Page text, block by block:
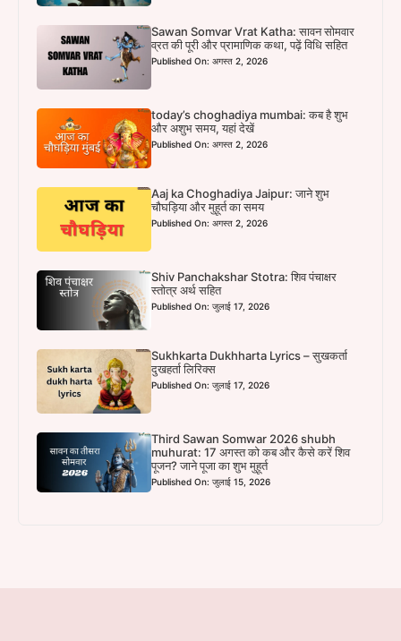
Sawan Somvar Vrat Katha: सावन सोमवार
व्रत की पूरी और प्रामाणिक कथा, पढ़ें विधि सहित
Published On: अगस्त 2, 2026
today’s choghadiya mumbai: कब है शुभ
और अशुभ समय, यहां देखें
Published On: अगस्त 2, 2026
Aaj ka Choghadiya Jaipur: जाने शुभ
चौघड़िया और मुहूर्त का समय
Published On: अगस्त 2, 2026
Shiv Panchakshar Stotra: शिव पंचाक्षर
स्तोत्र अर्थ सहित
Published On: जुलाई 17, 2026
Sukhkarta Dukhharta Lyrics – सुखकर्ता
दुखहर्ता लिरिक्स
Published On: जुलाई 17, 2026
Third Sawan Somwar 2026 shubh
muhurat: 17 अगस्त को कब और कैसे करें शिव
पूजन? जाने पूजा का शुभ मुहूर्त
Published On: जुलाई 15, 2026